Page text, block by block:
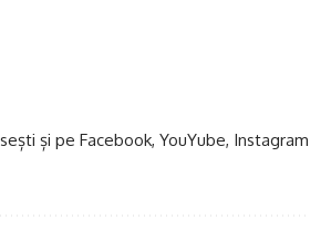
și pe Facebook, YouYube, Instagram